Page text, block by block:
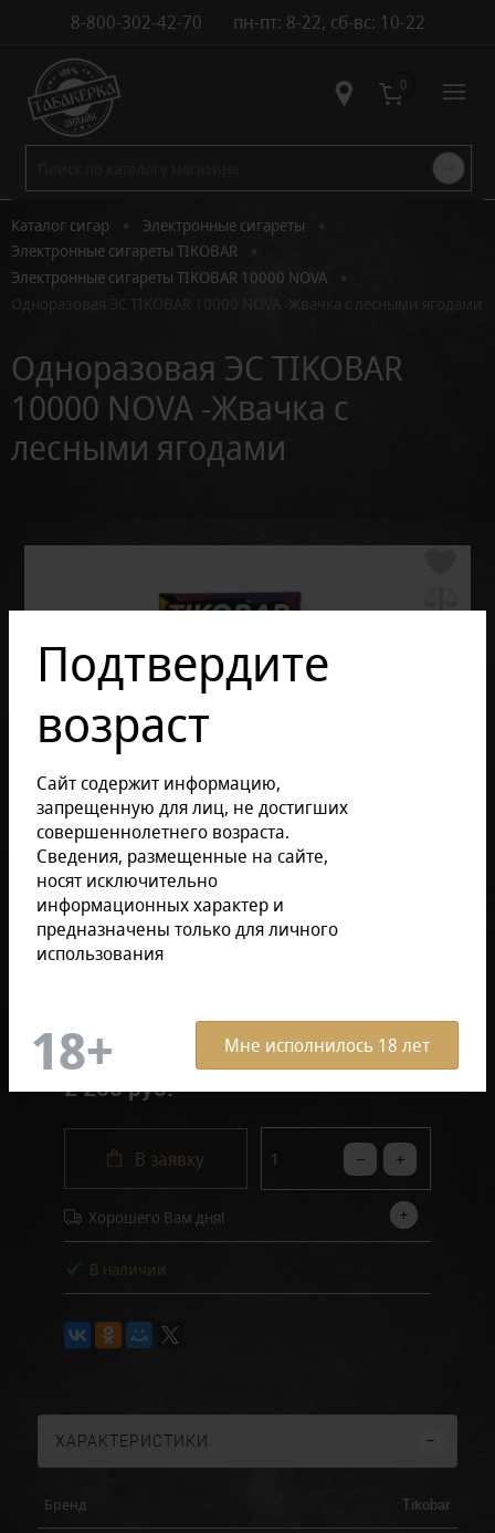
8-800-302-42-70 пн-пт: 8-22, сб-вс: 10-22
Контакты 0
Каталог сигар Электронные сигареты
Электронные сигареты TIKOBAR
Электронные сигареты TIKOBAR 10000 NOVA
Одноразовая ЭС TIKOBAR 10000 NOVA -Жвачка с лесными ягодами
Одноразовая ЭС TIKOBAR
10000 NOVA -Жвачка с
лесными ягодами
Подтвердите
возраст
Сайт содержит информацию,
запрещенную для лиц, не достигших
совершеннолетнего возраста.
Сведения, размещенные на сайте,
носят исключительно
информационных характер и
предназначены только для личного
использования
Мне исполнилось 18 лет
2 200 руб.
В заявку
Хорошего Вам дня!
В наличии
ХАРАКТЕРИСТИКИ
Бренд Tikobar